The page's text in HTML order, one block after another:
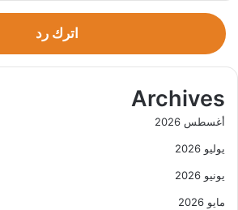
اترك رد
Archives
أغسطس 2026
يوليو 2026
يونيو 2026
مايو 2026